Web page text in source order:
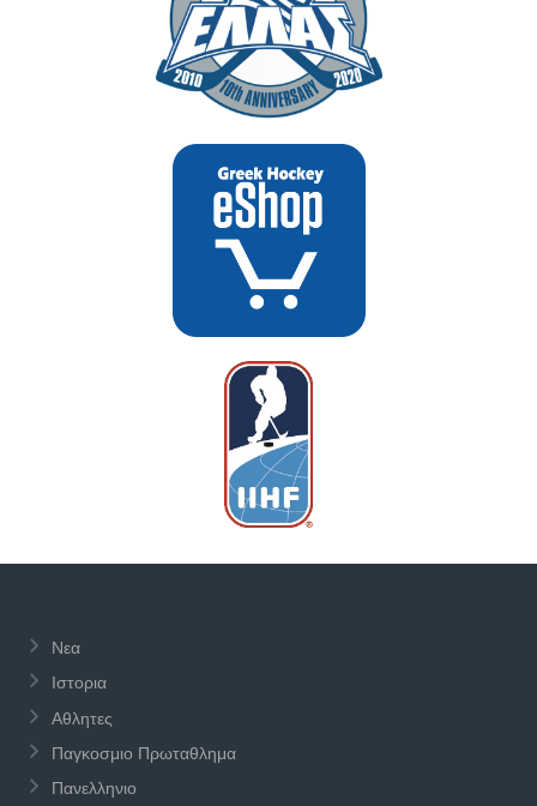
Νεα
Ιστορια
Αθλητες
Παγκοσμιο Πρωταθλημα
Πανελληνιο